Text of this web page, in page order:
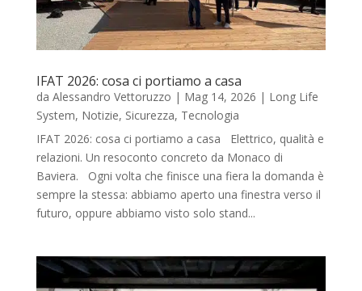
IFAT 2026: cosa ci portiamo a casa
da Alessandro Vettoruzzo | Mag 14, 2026 | Long Life
System, Notizie, Sicurezza, Tecnologia
IFAT 2026: cosa ci portiamo a casa Elettrico, qualità e
relazioni. Un resoconto concreto da Monaco di
Baviera. Ogni volta che finisce una fiera la domanda è
sempre la stessa: abbiamo aperto una finestra verso il
futuro, oppure abbiamo visto solo stand...